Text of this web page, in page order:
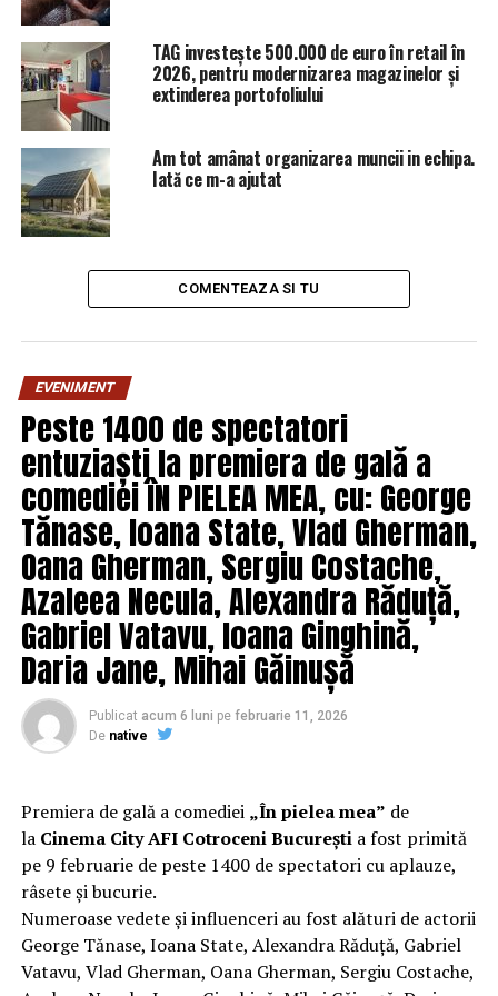
AradulDeAzi.ro
ARTICOLE PE ACEIASI TEMA: PRIMA
URMATORUL
Statul dă ajutoare pentru a accelera rulajul
corporațiilor | Aradul De Azi
NU RATATI
Își va da demisia liderul PSD? | Aradul De Azi
TAG investește 500.000 de euro în retail în
2026, pentru modernizarea magazinelor și
extinderea portofoliului
Am tot amânat organizarea muncii in echipa.
Iată ce m-a ajutat
COMENTEAZA SI TU
EVENIMENT
Peste 1400 de spectatori
entuziaști la premiera de gală a
comediei ÎN PIELEA MEA, cu: George
Tănase, Ioana State, Vlad Gherman,
Oana Gherman, Sergiu Costache,
Azaleea Necula, Alexandra Răduță,
Gabriel Vatavu, Ioana Ginghină,
Daria Jane, Mihai Găinușă
Publicat acum 6 luni pe februarie 11, 2026
De native
Premiera de gală a comediei „În pielea mea” de
la Cinema City AFI Cotroceni Bucureștia fost primită
pe 9 februarie de peste 1400 de spectatori cu aplauze,
râsete și bucurie.
Numeroase vedete și influenceri au fost alături de actorii
George Tănase, Ioana State, Alexandra Răduță, Gabriel
Vatavu, Vlad Gherman, Oana Gherman, Sergiu Costache,